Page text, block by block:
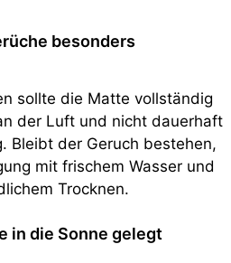
besonders
sollte die Matte vollständig
der Luft und nicht dauerhaft
Bleibt der Geruch bestehen,
mit frischem Wasser und
Trocknen.
in die Sonne gelegt